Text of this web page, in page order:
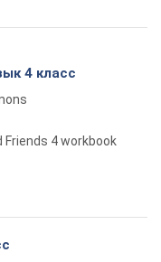
Video
4 класс
Friends 4 workbook